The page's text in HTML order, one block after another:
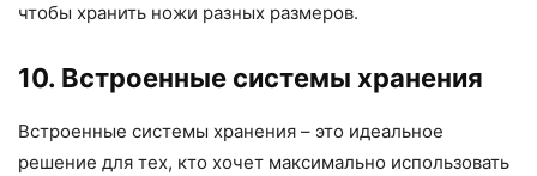
чтобы хранить ножи разных размеров.
10. Встроенные системы хранения
Встроенные системы хранения – это идеальное
решение для тех, кто хочет максимально использовать